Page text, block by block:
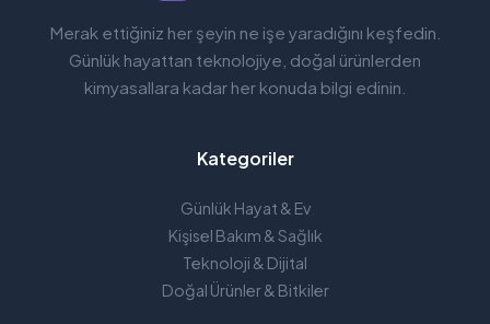
Merak ettiğiniz her şeyin ne işe yaradığını keşfedin.
Günlük hayattan teknolojiye, doğal ürünlerden
kimyasallara kadar her konuda bilgi edinin.
Kategoriler
Günlük Hayat & Ev
Kişisel Bakım & Sağlık
Teknoloji & Dijital
Doğal Ürünler & Bitkiler